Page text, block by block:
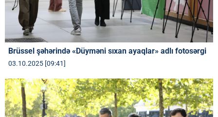
Brüssel şəhərində «Düyməni sıxan ayaqlar» adlı fotosərgi
03.10.2025 [09:41]